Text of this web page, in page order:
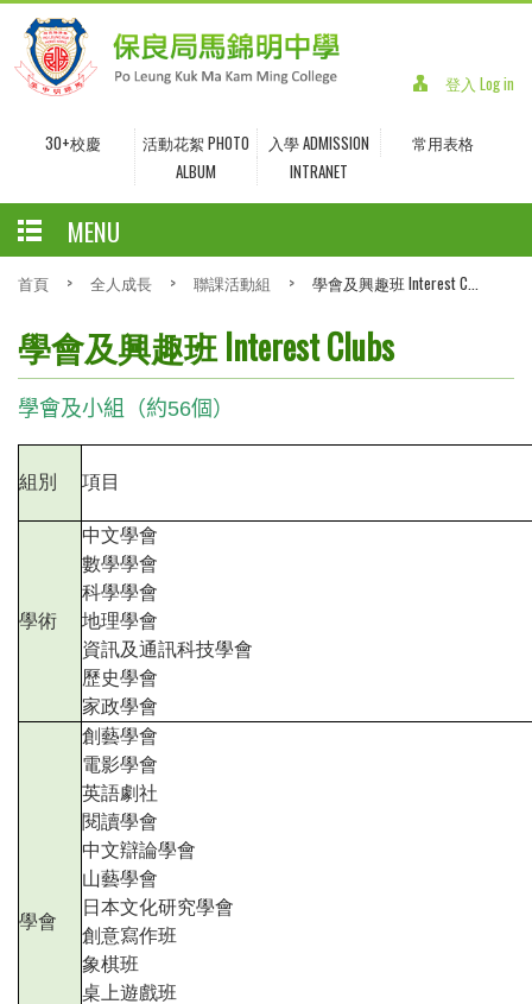
登入 Log in
30+校慶
活動花絮 PHOTO
ALBUM
入學 ADMISSION
常用表格
INTRANET
MENU
首頁 > 全人成長 > 聯課活動組 > 學會及興趣班 Interest C...
學會及興趣班 Interest Clubs
學會及小組（約56個）
組別 項目
學術
中文學會
數學學會
科學學會
地理學會
資訊及通訊科技學會
歷史學會
家政學會
學會
創藝學會
電影學會
英語劇社
閱讀學會
中文辯論學會
山藝學會
日本文化研究學會
創意寫作班
象棋班
桌上遊戲班